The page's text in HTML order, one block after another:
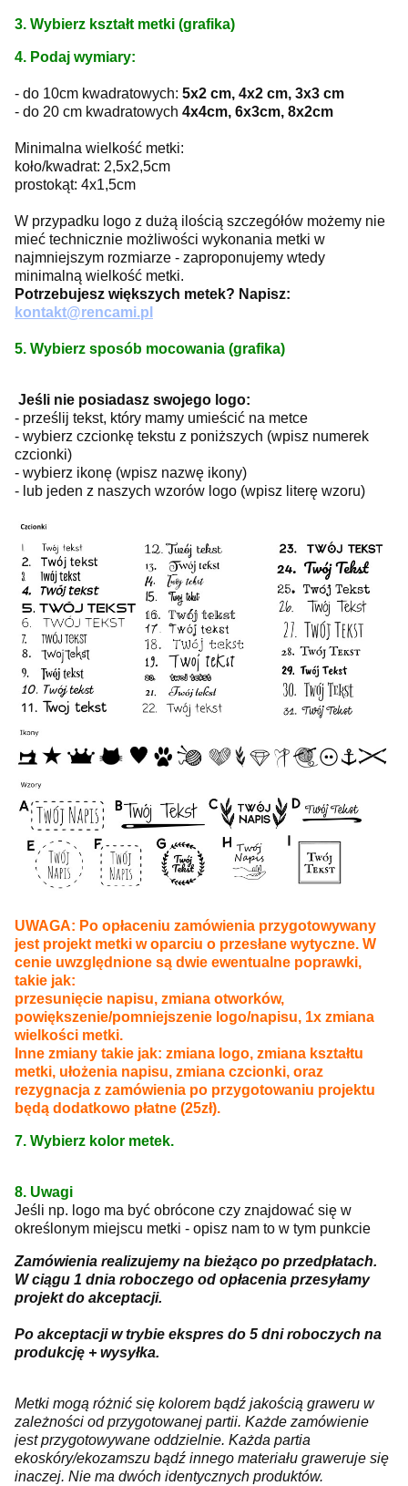
3. Wybierz kształt metki (grafika)
4. Podaj wymiary:
- do 10cm kwadratowych: 5x2 cm, 4x2 cm, 3x3 cm
- do 20 cm kwadratowych 4x4cm, 6x3cm, 8x2cm
Minimalna wielkość metki:
koło/kwadrat: 2,5x2,5cm
prostokąt: 4x1,5cm
W przypadku logo z dużą ilością szczegółów możemy nie
mieć technicznie możliwości wykonania metki w
najmniejszym rozmiarze - zaproponujemy wtedy
minimalną wielkość metki.
Potrzebujesz większych metek? Napisz:
kontakt@rencami.pl
5. Wybierz sposób mocowania (grafika)
Jeśli nie posiadasz swojego logo:
- prześlij tekst, który mamy umieścić na metce
- wybierz czcionkę tekstu z poniższych (wpisz numerek
czcionki)
- wybierz ikonę (wpisz nazwę ikony)
- lub jeden z naszych wzorów logo (wpisz literę wzoru)
UWAGA: Po opłaceniu zamówienia przygotowywany
jest projekt metki w oparciu o przesłane wytyczne. W
cenie uwzględnione są dwie ewentualne poprawki,
takie jak:
przesunięcie napisu, zmiana otworków,
powiększenie/pomniejszenie logo/napisu, 1x zmiana
wielkości metki.
Inne zmiany takie jak: zmiana logo, zmiana kształtu
metki, ułożenia napisu, zmiana czcionki, oraz
rezygnacja z zamówienia po przygotowaniu projektu
będą dodatkowo płatne (25zł).
7. Wybierz kolor metek.
8. Uwagi
Jeśli np. logo ma być obrócone czy znajdować się w
określonym miejscu metki - opisz nam to w tym punkcie
Zamówienia realizujemy na bieżąco po przedpłatach.
W ciągu 1 dnia roboczego od opłacenia przesyłamy
projekt do akceptacji.
Po akceptacji w trybie ekspres do 5 dni roboczych na
produkcję + wysyłka.
Metki mogą różnić się kolorem bądź jakością graweru w
zależności od przygotowanej partii. Każde zamówienie
jest przygotowywane oddzielnie. Każda partia
ekoskóry/ekozamszu bądź innego materiału graweruje się
inaczej. Nie ma dwóch identycznych produktów.